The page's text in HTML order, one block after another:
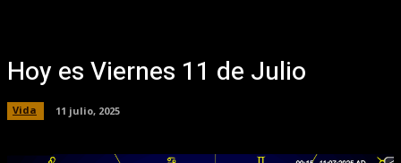
Hoy es Viernes 11 de Julio
Vida 11 julio, 2025